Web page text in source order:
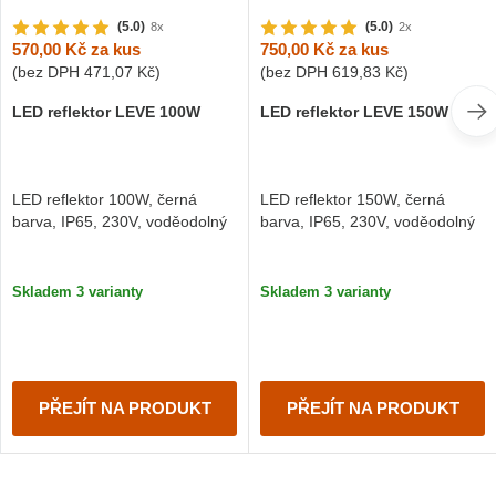
(5.0) 8x
570,00 Kč za kus
(bez DPH 471,07 Kč)
LED reflektor LEVE 100W
LED reflektor 100W, černá
barva, IP65, 230V, voděodolný
Skladem 3 varianty
PŘEJÍT NA PRODUKT
(5.0) 2x
750,00 Kč za kus
(bez DPH 619,83 Kč)
LED reflektor LEVE 150W
LED reflektor 150W, černá
barva, IP65, 230V, voděodolný
Skladem 3 varianty
PŘEJÍT NA PRODUKT